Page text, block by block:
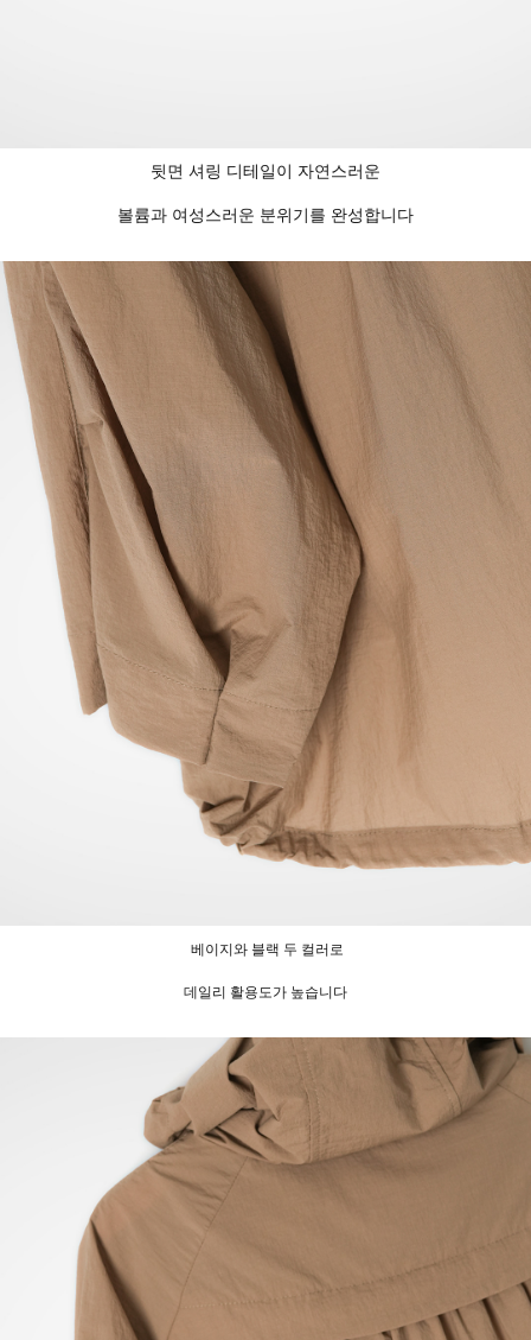
뒷면 셔링 디테일이 자연스러운
볼륨과 여성스러운 분위기를 완성합니다
베이지와 블랙 두 컬러로
데일리 활용도가 높습니다